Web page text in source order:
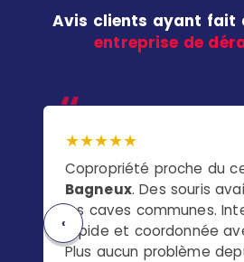
Avis clients ayant fait
entreprise de
★★★★★
Copropriété proche du
Bagneux. Des souris
les caves communes.
rapide et coordonnée
Plus aucun problème
‹